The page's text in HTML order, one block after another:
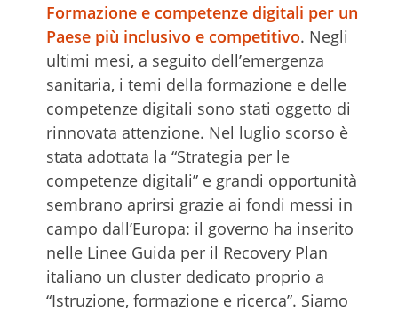
Formazione e competenze digitali per un
Paese più inclusivo e competitivo. Negli
ultimi mesi, a seguito dell’emergenza
sanitaria, i temi della formazione e delle
competenze digitali sono stati oggetto di
rinnovata attenzione. Nel luglio scorso è
stata adottata la “Strategia per le
competenze digitali” e grandi opportunità
sembrano aprirsi grazie ai fondi messi in
campo dall’Europa: il governo ha inserito
nelle Linee Guida per il Recovery Plan
italiano un cluster dedicato proprio a
“Istruzione, formazione e ricerca”. Siamo